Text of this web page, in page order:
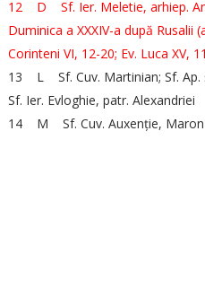
12 D Sf. Ier. Meletie, arhiep.
Duminica a XXXIV-a după Rusalii
Corinteni VI, 12-20; Ev. Luca XV,
13 L Sf. Cuv. Martinian; Sf. Ap.
Sf. Ier. Evloghie, patr. Alexandriei
14 M Sf. Cuv. Auxenție, Maron